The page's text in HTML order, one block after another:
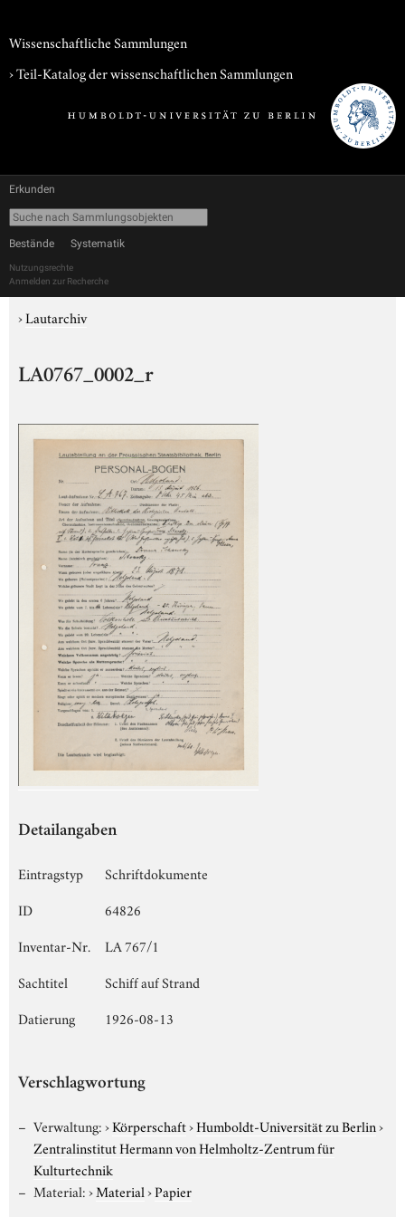
Wissenschaftliche Sammlungen
› Teil-Katalog der wissenschaftlichen Sammlungen
Erkunden
Bestände Systematik
Nutzungsrechte
Anmelden zur Recherche
›Lautarchiv
LA0767_0002_r
Detailangaben
Eintragstyp
Schriftdokumente
ID
64826
Inventar-Nr.
LA 767/1
Sachtitel
Schiff auf Strand
Datierung
1926-08-13
Verschlagwortung
Verwaltung:›Körperschaft›Humboldt-Universität zu Berlin›
Zentralinstitut Hermann von Helmholtz-Zentrum für
Kulturtechnik
Material:›Material›Papier